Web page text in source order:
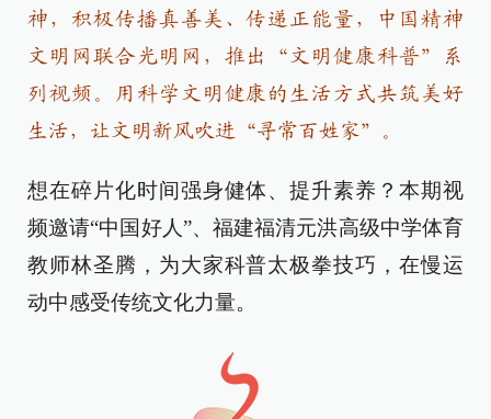
神，积极传播真善美、传递正能量，中国精神
文明网联合光明网，推出“文明健康科普”系
列视频。用科学文明健康的生活方式共筑美好
生活，让文明新风吹进“寻常百姓家”。
想在碎片化时间强身健体、提升素养？本期视
频邀请“中国好人”、福建福清元洪高级中学体育
教师林圣腾，为大家科普太极拳技巧，在慢运
动中感受传统文化力量。